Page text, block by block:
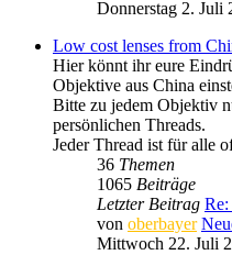
Donnerstag 2. Juli
Low cost lenses from
Hier könnt ihr eure
Objektive aus China
Bitte zu jedem Objektiv
persönlichen Threads.
Jeder Thread ist für alle
36 Themen
1065 Beiträge
Letzter Beitrag
von oberbayer
Mittwoch 22. Juli